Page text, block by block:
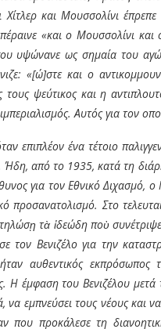
Χίτλερ και Μουσσολίνι
«και ο Μουσσολίνι
υψώνανε ως σημαία του
«[ώ]στε και ο
τους ψεύτικος και η
Αυτός για τον
επιπλέον ένα τέτοιο
Ήδη, από το 1935, κατά τη
για τον Εθνικό Διχασμό,
προσανατολισμό. Στο
τὰ ἰδεώδη ποὺ
τον Βενιζέλο για την
αυθεντικός εκπρόσωπος
Η έμφαση του Βενιζέλου μετά
εμπνεύσει τους νέους και
που προκάλεσε τη